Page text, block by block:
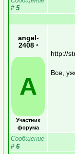
# 5
angel-
2408 •
A
Участник
форума
http://
Все,
Сообщение
# 6